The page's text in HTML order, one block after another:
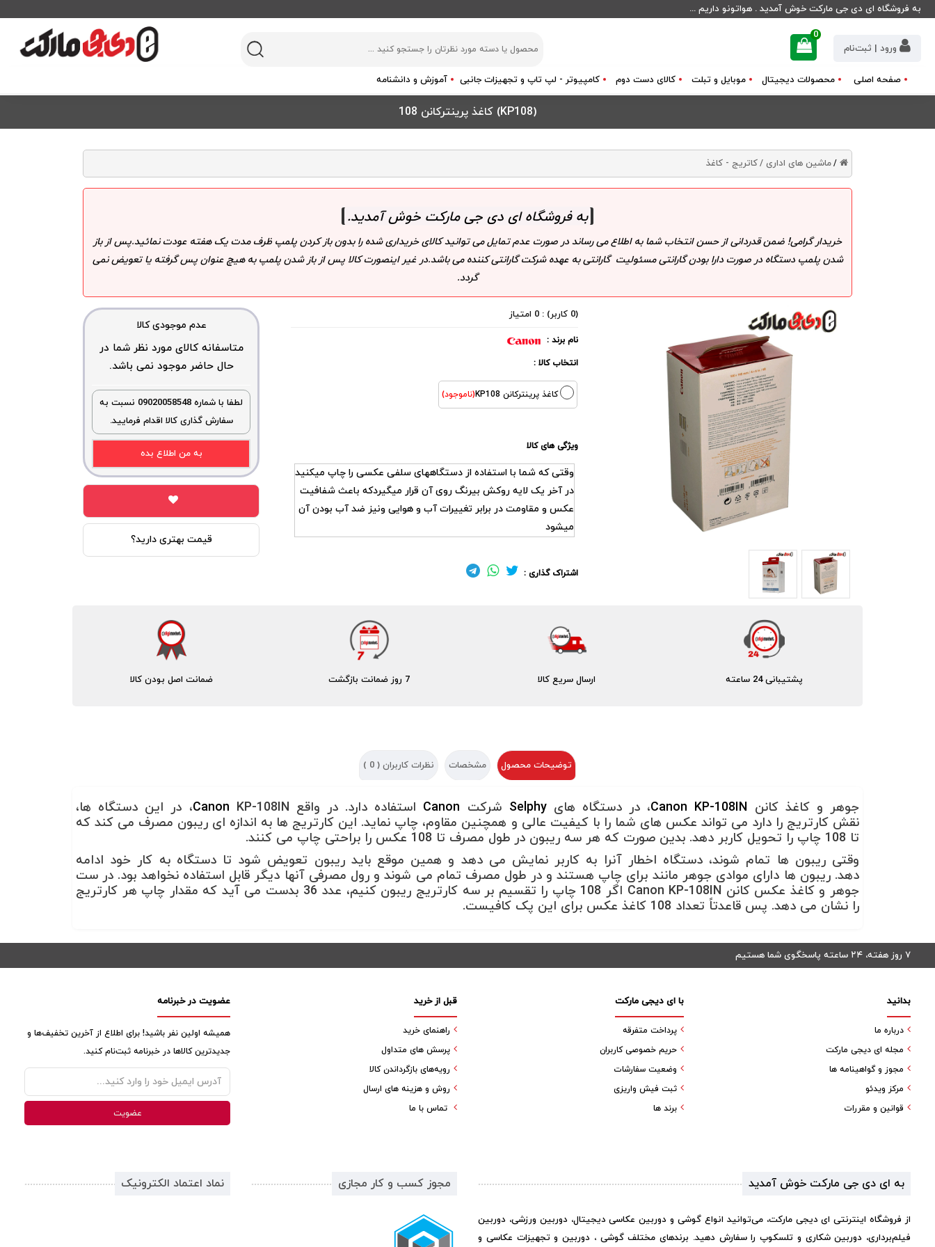
به فروشگاه ای دی جی مارکت خوش آمدید . هواتونو داریم ...
ورود | ثبت‌نام
0
صفحه اصلی محصولات دیجیتال موبایل و تبلت کالای دست دوم کامپیوتر - لپ تاپ و تجهیزات جانبی آموزش و دانشنامه
(KP108) کاغذ پرینترکانن 108
/ماشین های اداری /کاتریج - کاغذ
به فروشگاه ای دی جی مارکت خوش آمدید.
خریدار گرامی! ضمن قدردانی از حسن انتخاب شما به اطلاع می رساند در صورت عدم تمایل می توانید کالای خریداری شده را بدون باز کردن پلمپ ظرف مدت یک هفته عودت نمائید.پس از باز
شدن پلمپ دستگاه در صورت دارا بودن گارانتی مسئولیت گارانتی به عهده شرکت گارانتی کننده می باشد.در غیر اینصورت کالا پس از باز شدن پلمپ به هیچ عنوان پس گرفته یا تعویض نمی
گردد.
(0 کاربر) : 0 امتیاز
نام برند :
انتخاب کالا :
کاغذ پرینترکانن KP108 (ناموجود)
ویژگی های کالا
وقتی که شما با استفاده از دستگاههایسلفی عکسی را چاپ میکنید
در آخر یک لایه روکش بیرنگ روی آن قرار میگیردکه باعث شفافیت
عکس و مقاومت در برابر تغییرات آب و هوایی ونیز ضد آب بودن آن
میشود
اشتراک گذاری :
عدم موجودی کالا
متاسفانه کالای مورد نظر شما در
حال حاضر موجود نمی باشد.
لطفا با شماره 09020058548 نسبت به
سفارش گذاری کالا اقدام فرمایید.
به من اطلاع بده
قیمت بهتری دارید؟
ضمانت اصل بودن کالا 7 روز ضمانت بازگشت ارسال سریع کالا پشتیبانی 24 ساعته
توضیحات محصول مشخصات نظرات کاربران ( 0
)
جوهر و کاغذ کانن Canon KP-108IN، در دستگاه هایSelphy شرکت Canon استفاده دارد. در واقع Canon KP-108IN
، در این دستگاه ها،
نقش کارتریج را دارد می تواند عکس های شما را با کیفیت عالی و همچنین مقاوم، چاپ نماید. این کارتریج ها به اندازه ای ریبون مصرف می کند که
تا 108 چاپ را تحویل کاربر دهد. بدین صورت که هر سه ریبون در طول مصرف تا 108 عکس را براحتی چاپ می کنند.
وقتی ریبون ها تمام شوند، دستگاه اخطار آنرا به کاربر نمایش می دهد و همین موقع باید ریبون تعویض شود تا دستگاه به کار خود ادامه
دهد. ریبون ها دارای موادی جوهر مانند برای چاپ هستند و در طول مصرف تمام می شوند و رول مصرفی آنها دیگر قابل استفاده نخواهد بود. در ست
جوهر و کاغذ عکس کانن Canon KP-108IN اگر 108 چاپ را تقسیم بر سه کارتریج ریبون کنیم، عدد 36 بدست می آید که مقدار چاپ هر کارتریج
را نشان می دهد. پس قاعدتاً تعداد 108 کاغذ عکس برای این پک کافیست.
۷ روز هفته، ۲۴ ساعته پاسخگوی شما هستیم
عضویت در خبرنامه
همیشه اولین نفر باشید! برای اطلاع از آخرین تخفیف‌ها و
جدیدترین کالاها در خبرنامه ثبت‌نام کنید.
قبل از خرید
راهنمای خرید
پرسش های متداول
رویه‌های بازگرداندن کالا
روش و هزینه های ارسال
تماس با ما
با ای دیجی مارکت
پرداخت متفرقه
حریم خصوصی کاربران
وضعیت سفارشات
ثبت فیش واریزی
برند ها
بدانید
درباره ما
مجله ای دیجی مارکت
مجوز و گواهینامه ها
مرکز ویدئو
قوانین و مقررات
به ای دی جی مارکت خوش آمدید
از فروشگاه اینترنتی ای دیجی مارکت، می‌توانید انواع گوشی و دوربین عکاسی دیجیتال، دوربین ورزشی، دوربین
فیلم‌برداری، دوربین شکاری و تلسکوپ را سفارش دهید. برندهای مختلف گوشی ، دوربین و تجهیزات عکاسی و
مجوز کسب و کار مجازی نماد اعتماد الکترونیک